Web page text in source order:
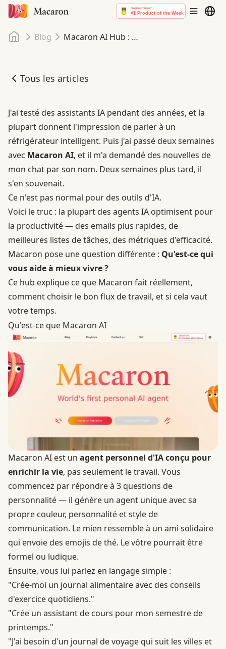
Accueil
Blog Macaron AI Hub : Ce que Macaron AI peut faire + Meilleurs cas d'utilisation
Tous les articles
Macaron AI Hub : Ce que Macaron AI peut faire +
J'ai testé des assistants IA pendant des années, et la
plupart donnent l'impression de parler à un
réfrigérateur intelligent. Puis j'ai passé deux semaines
avec Macaron AI, et il m'a demandé des nouvelles de
mon chat par son nom. Deux semaines plus tard, il
s'en souvenait.
Ce n'est pas normal pour des outils d'IA.
Voici le truc : la plupart des agents IA optimisent pour
la productivité — des emails plus rapides, de
meilleures listes de tâches, des métriques d'efficacité.
Macaron pose une question différente : Qu'est-ce qui
vous aide à mieux vivre ?
Ce hub explique ce que Macaron fait réellement,
comment choisir le bon flux de travail, et si cela vaut
votre temps.
Qu'est-ce que Macaron AI
Macaron AI est un agent personnel d'IA conçu pour
enrichir la vie, pas seulement le travail. Vous
commencez par répondre à 3 questions de
personnalité — il génère un agent unique avec sa
propre couleur, personnalité et style de
communication. Le mien ressemble à un ami solidaire
qui envoie des emojis de thé. Le vôtre pourrait être
formel ou ludique.
Ensuite, vous lui parlez en langage simple :
"Crée-moi un journal alimentaire avec des conseils
d'exercice quotidiens."
"Crée un assistant de cours pour mon semestre de
printemps."
"J'ai besoin d'un journal de voyage qui suit les villes et